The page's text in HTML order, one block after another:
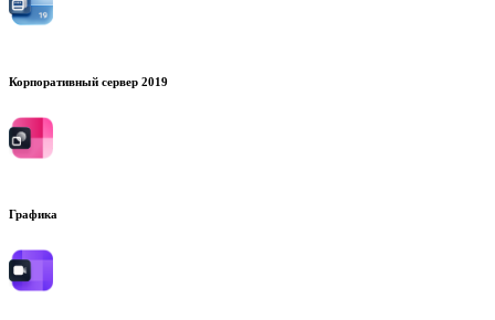
Корпоративный сервер 2019
Графика